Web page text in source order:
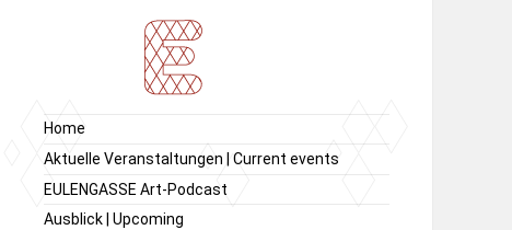
Ausstellungsraum
EULENGASSE
zeitgenössischer Kunst,
Kunstverein
EULENGASSE e.V.
Home
Aktuelle Veranstaltungen | Current events
EULENGASSE Art-Podcast
Ausblick | Upcoming